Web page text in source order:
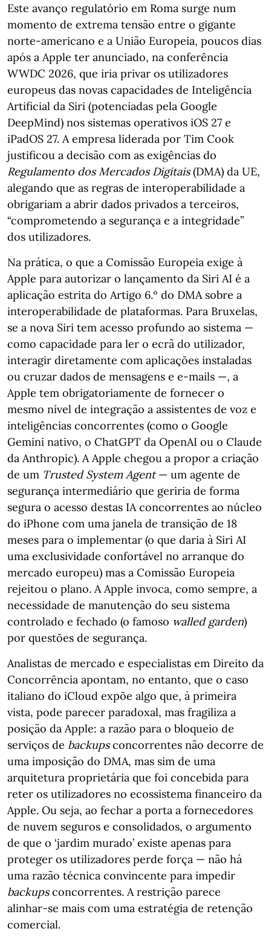
Este avanço regulatório em Roma surge num
momento de extrema tensão entre o gigante
norte-americano e a União Europeia, poucos dias
após a Apple ter anunciado, na conferência
WWDC 2026, que iria privar os utilizadores
europeus das novas capacidades de Inteligência
Artificial da Siri (potenciadas pela Google
DeepMind) nos sistemas operativos iOS 27 e
iPadOS 27. A empresa liderada por Tim Cook
justificou a decisão com as exigências do
Regulamento dos Mercados Digitais(DMA) da UE,
alegando que as regras de interoperabilidade a
obrigariam a abrir dados privados a terceiros,
“comprometendo a segurança e a integridade”
dos utilizadores.
Na prática, o que a Comissão Europeia exige à
Apple para autorizar o lançamento da Siri AI é a
aplicação estrita do Artigo 6.º do DMA sobre a
interoperabilidade de plataformas. Para Bruxelas,
se a nova Siri tem acesso profundo ao sistema —
como capacidade para ler o ecrã do utilizador,
interagir diretamente com aplicações instaladas
ou cruzar dados de mensagens e e-mails —, a
Apple tem obrigatoriamente de fornecer o
mesmo nível de integração a assistentes de voz e
inteligências concorrentes (como o Google
Gemini nativo, o ChatGPT da OpenAI ou o Claude
da Anthropic). A Apple chegou a propor a criação
de um Trusted System Agent— um agente de
segurança intermediário que geriria de forma
segura o acesso destas IA concorrentes ao núcleo
do iPhone com uma janela de transição de 18
meses para o implementar (o que daria à Siri AI
uma exclusividade confortável no arranque do
mercado europeu) mas a Comissão Europeia
rejeitou o plano. A Apple invoca, como sempre, a
necessidade de manutenção do seu sistema
controlado e fechado (o famoso walled garden)
por questões de segurança.
Analistas de mercado e especialistas em Direito da
Concorrência apontam, no entanto, que o caso
italiano do iCloud expõe algo que, à primeira
vista, pode parecer paradoxal, mas fragiliza a
posição da Apple: a razão para o bloqueio de
serviços de backupsconcorrentes não decorre de
uma imposição do DMA, mas sim de uma
arquitetura proprietária que foi concebida para
reter os utilizadores no ecossistema financeiro da
Apple. Ou seja, ao fechar a porta a fornecedores
de nuvem seguros e consolidados, o argumento
de que o ‘jardim murado’ existe apenas para
proteger os utilizadores perde força — não há
uma razão técnica convincente para impedir
backupsconcorrentes. A restrição parece
alinhar-se mais com uma estratégia de retenção
comercial.